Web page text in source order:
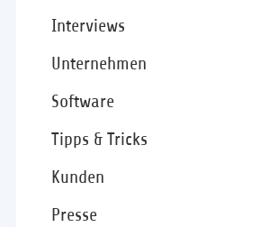
Interviews
Unternehmen
Software
Tipps & Tricks
Kunden
Presse